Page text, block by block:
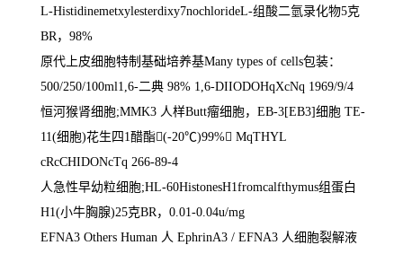
L-Histidinemetxylesterdixy7nochlorideL-组酸二氫录化物5克
BR ， 98%
原代上皮细胞特制基础培养基Many types of cells包装：
500/250/100ml1,6-二典 98% 1,6-DIIODOHqXcNq 1969/9/4
恒河猴肾细胞;MMK3 人样Butt瘤细胞， EB-3[EB3]细胞 TE-
11(细胞)花生四 1 醋酯(-20℃)99% MqTHYL
cRcCHIDONcTq 266-89-4
人急性早幼粒细胞;HL-60HistonesH1fromcalfthymus组蛋白
H1(小牛胸腺)25克BR ， 0.01-0.04u/mg
EFNA3 Others Human 人 EphrinA3 / EFNA3 人细胞裂解液